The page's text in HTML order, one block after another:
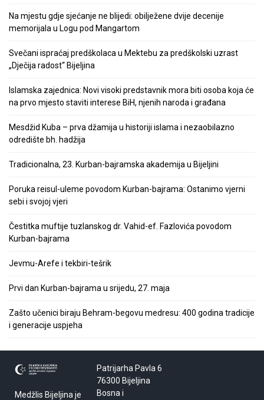
Na mjestu gdje sjećanje ne blijedi: obilježene dvije decenije
memorijala u Logu pod Mangartom
Svečani ispraćaj predškolaca u Mektebu za predškolski uzrast
„Dječija radost“ Bijeljina
Islamska zajednica: Novi visoki predstavnik mora biti osoba koja će
na prvo mjesto staviti interese BiH, njenih naroda i građana
Mesdžid Kuba – prva džamija u historiji islama i nezaobilazno
odredište bh. hadžija
Tradicionalna, 23. Kurban-bajramska akademija u Bijeljini
Poruka reisul-uleme povodom Kurban-bajrama: Ostanimo vjerni
sebi i svojoj vjeri
Čestitka muftije tuzlanskog dr. Vahid-ef. Fazlovića povodom
Kurban-bajrama
Jevmu-Arefe i tekbiri-tešrik
Prvi dan Kurban-bajrama u srijedu, 27. maja
Zašto učenici biraju Behram-begovu medresu: 400 godina tradicije
i generacije uspjeha
Medžlis Bijeljina je
Patrijarha Pavla 6
76300 Bijeljina
Bosna i